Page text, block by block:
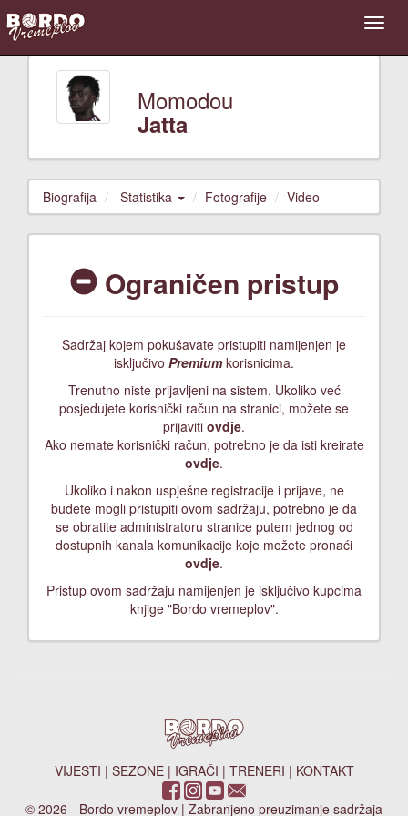
Momodou
Jatta
Biografija Statistika Fotografije Video
Ograničen pristup
Sadržaj kojem pokušavate pristupiti namijenjen je
isključivo Premiumkorisnicima.
Trenutno niste prijavljeni na sistem. Ukoliko već
posjedujete korisnički račun na stranici, možete se
prijaviti ovdje.
Ako nemate korisnički račun, potrebno je da isti kreirate
ovdje.
Ukoliko i nakon uspješne registracije i prijave, ne
budete mogli pristupiti ovom sadržaju, potrebno je da
se obratite administratoru stranice putem jednog od
dostupnih kanala komunikacije koje možete pronaći
ovdje.
Pristup ovom sadržaju namijenjen je isključivo kupcima
knjige "Bordo vremeplov".
VIJESTI | SEZONE| IGRAČI | TRENERI | KONTAKT
© 2026 - Bordo vremeplov | Zabranjeno preuzimanje sadržaja